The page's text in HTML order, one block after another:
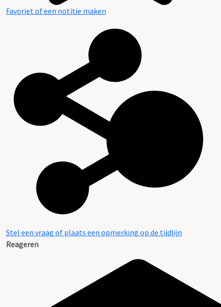
Favoriet of een notitie maken
Stel een vraag of plaats een opmerking op de tijdlijn
Reageren